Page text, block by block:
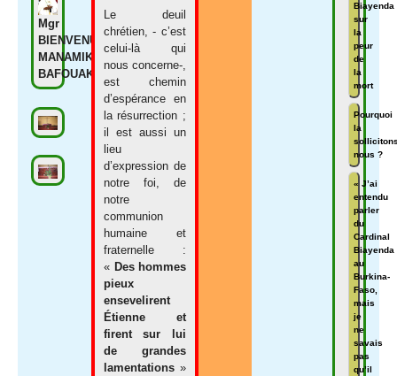
Mgr
BIENVENU
MANAMIKA
BAFOUAKOUAHOU
Le deuil
chrétien, - c’est
celui-là qui
nous concerne-,
est chemin
d’espérance en
la résurrection ;
il est aussi un
lieu
d’expression de
notre foi, de
notre
communion
humaine et
fraternelle :
« Des hommes
pieux
ensevelirent
Étienne et
firent sur lui
de grandes
lamentations »
Biayenda
sur
la
peur
de
la
mort
Pourquoi
la
nous ?
« J’ai
entendu
parler
du
Cardinal
Biayenda
au
Burkina-
Faso,
mais
je
ne
savais
pas
qu’il